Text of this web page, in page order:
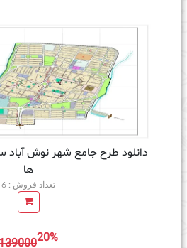
ها
تعداد فروش : 6
13900020%